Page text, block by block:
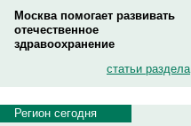
Москва помогает развивать
отечественное
здравоохранение
статьи раздела
Регион сегодня